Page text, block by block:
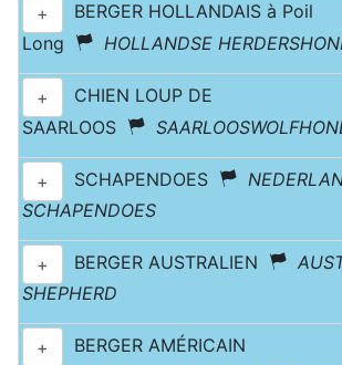
+
BERGER HOLLANDAIS à Poil
Long
HOLLANDSE
+
CHIEN LOUP DE
SAARLOOS
+ SCHAPENDOES
SCHAPENDOES
+ BERGER AUSTRALIEN
SHEPHERD
+
BERGER AMÉRICAIN